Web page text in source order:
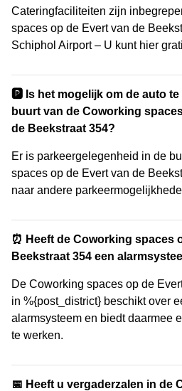
Cateringfaciliteiten zijn
spaces op de Evert van de
Schiphol Airport – U kunt hier
🅿️ Is het mogelijk om de auto te
buurt van de Coworking
de Beekstraat 354?
Er is parkeergelegenheid in de
spaces op de Evert van de
naar andere
⏰ Heeft de Coworking spaces
Beekstraat 354 een
De Coworking spaces op de
in %{post_district} beschikt over
alarmsysteem en biedt daarmee
te werken.
📅 Heeft u vergaderzalen in de